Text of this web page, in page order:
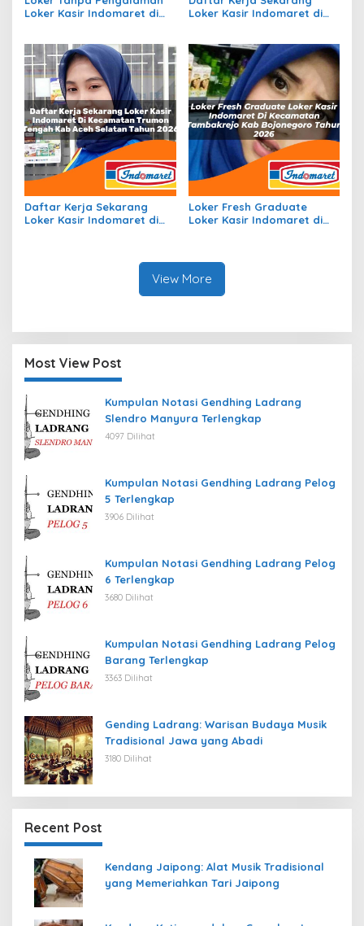
Loker Kasir Indomaret di
Selatan Tahun 2026
Loker Kasir Indomaret di
Daftar Kerja Sekarang
Loker Kasir Indomaret di
Loker Fresh Graduate
Loker Kasir Indomaret di
View More
Most View Post
Kumpulan Notasi Gendhing Ladrang
Slendro Manyura Terlengkap
4097 Dilihat
Kumpulan Notasi Gendhing Ladrang Pelog
5 Terlengkap
3906 Dilihat
Kumpulan Notasi Gendhing Ladrang Pelog
6 Terlengkap
3680 Dilihat
Kumpulan Notasi Gendhing Ladrang Pelog
Barang Terlengkap
3363 Dilihat
Gending Ladrang: Warisan Budaya Musik
Tradisional Jawa yang Abadi
3180 Dilihat
Recent Post
Kendang Jaipong: Alat Musik Tradisional
yang Memeriahkan Tari Jaipong